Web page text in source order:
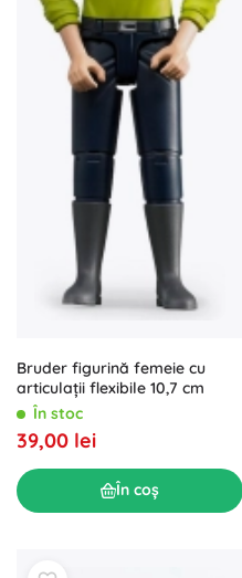
Bruder figurină femeie cu
articulații flexibile 10,7 cm
În stoc
39,00 lei
În coș